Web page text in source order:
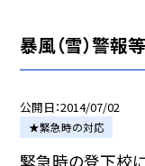
暴風（雪）警
公開日 2014/07/02
★緊急時の対応
緊急時の登下校に